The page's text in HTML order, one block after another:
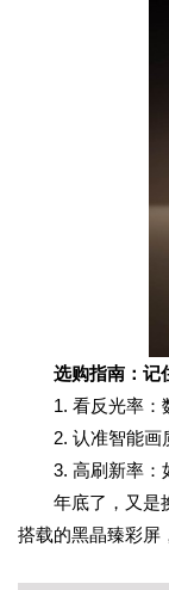
选购指南：记
1. 看反光率：
2. 认准智能画
3. 高刷新率：
年底了，又是
搭载的黑晶臻彩屏